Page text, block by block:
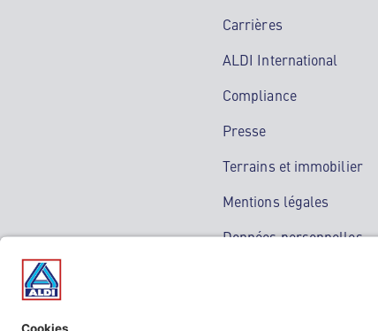
Carrières
ALDI International
Compliance
Presse
Terrains et immobilier
Mentions légales
Données personnelles